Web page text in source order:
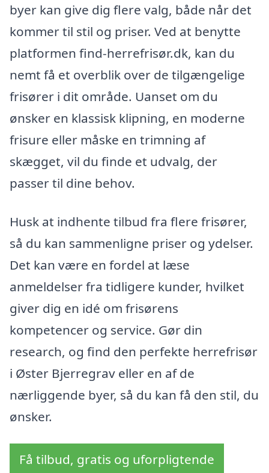
byer kan give dig flere valg, både når det
kommer til stil og priser. Ved at benytte
platformen find-herrefrisør.dk, kan du
nemt få et overblik over de tilgængelige
frisører i dit område. Uanset om du
ønsker en klassisk klipning, en moderne
frisure eller måske en trimning af
skægget, vil du finde et udvalg, der
passer til dine behov.
Husk at indhente tilbud fra flere frisører,
så du kan sammenligne priser og ydelser.
Det kan være en fordel at læse
anmeldelser fra tidligere kunder, hvilket
giver dig en idé om frisørens
kompetencer og service. Gør din
research, og find den perfekte herrefrisør
i Øster Bjerregrav eller en af de
nærliggende byer, så du kan få den stil, du
ønsker.
Få tilbud, gratis og uforpligtende